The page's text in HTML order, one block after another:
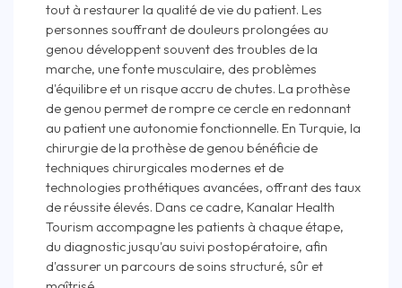
tout à restaurer la qualité de vie du patient. Les
personnes souffrant de douleurs prolongées au
genou développent souvent des troubles de la
marche, une fonte musculaire, des problèmes
d'équilibre et un risque accru de chutes. La prothèse
de genou permet de rompre ce cercle en redonnant
au patient une autonomie fonctionnelle. En Turquie, la
chirurgie de la prothèse de genou bénéficie de
techniques chirurgicales modernes et de
technologies prothétiques avancées, offrant des taux
de réussite élevés. Dans ce cadre, Kanalar Health
Tourism accompagne les patients à chaque étape,
du diagnostic jusqu'au suivi postopératoire, afin
d'assurer un parcours de soins structuré, sûr et